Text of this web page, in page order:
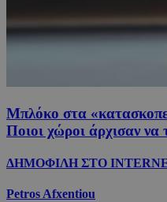
Μπλόκο στα
Ποιοι χώροι άρχισαν να
ΔΗΜΟΦΙΛΗ ΣΤΟ
Petros Afxentiou